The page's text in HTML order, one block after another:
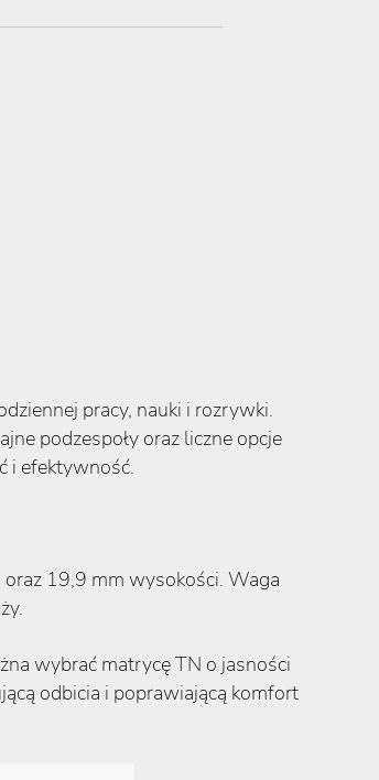
pracy, nauki i rozrywki.
podzespoły oraz liczne opcje
i efektywność.
oraz 19,9 mm wysokości. Waga
wybrać matrycę TN o jasności
odbicia i poprawiającą komfort